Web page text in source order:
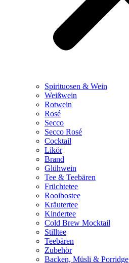
Spirituosen & Wein
Weißwein
Rotwein
Rosé
Secco
Secco Rosé
Cocktail
Likör
Brand
Glühwein
Tee & Teebären
Früchtetee
Rooibostee
Kräutertee
Kindertee
Cold Brew Mocktail
Stilltee
Teebären
Zubehör
Backen, Müsli & Porridge